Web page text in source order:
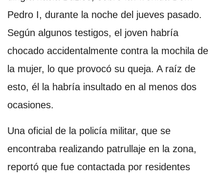
Pedro I, durante la noche del jueves pasado.
Según algunos testigos, el joven habría
chocado accidentalmente contra la mochila de
la mujer, lo que provocó su queja. A raíz de
esto, él la habría insultado en al menos dos
ocasiones.
Una oficial de la policía militar, que se
encontraba realizando patrullaje en la zona,
reportó que fue contactada por residentes